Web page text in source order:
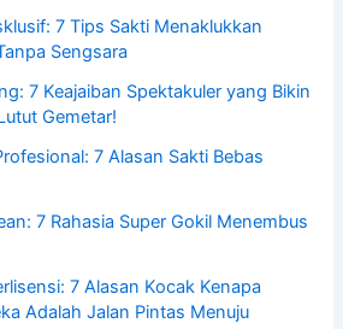
7 Tips Sakti Menaklukkan
Sengsara
7 Keajaiban Spektakuler yang Bikin
Gemetar!
7 Alasan Sakti Bebas
7 Rahasia Super Gokil Menembus
7 Alasan Kocak Kenapa
Adalah Jalan Pintas Menuju